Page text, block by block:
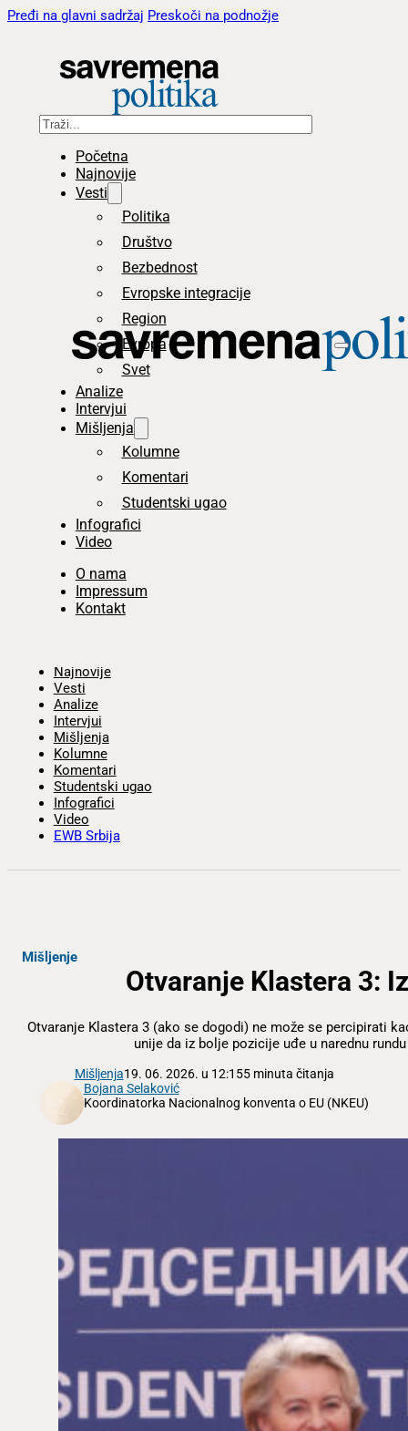
Pređi na glavni sadržaj Preskoči na podnožje
Pretraga
Početna
Najnovije
Vesti
Politika
Društvo
Bezbednost
Evropske integracije
Region
Evropa
Svet
Analize
Intervjui
Mišljenja
Kolumne
Komentari
Studentski ugao
Infografici
Video
O nama
Impressum
Kontakt
Najnovije
Vesti
Analize
Intervjui
Mišljenja
Kolumne
Komentari
Studentski ugao
Infografici
Video
EWB Srbija
Mišljenje
Otvaranje Klastera 3:
Otvaranje Klastera 3 (ako se dogodi) ne može se percipirati
unije da iz bolje pozicije uđe u narednu
Mišljenja19. 06. 2026. u 12:155 minuta čitanja
Bojana Selaković
Koordinatorka Nacionalnog konventa o EU (NKEU)